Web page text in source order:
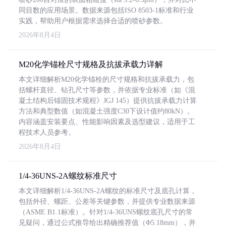
同目数的应用场景。数据来源包括ISO 8503-1标准和行业
实践，帮助用户根据需求选择合适的喷砂参数。
2026年8月4日
M20化学锚栓尺寸规格及抗拔承载力详解
本文详细解析M20化学锚栓的尺寸规格和抗拔承载力，包
括螺杆直径、钻孔尺寸等参数，并依据专业标准（如《混
凝土结构后锚固技术规程》JGJ 145）提供抗拔承载力计算
方法和典型数值（如混凝土强度C30下设计值约80kN）。
内容涵盖安装要点、性能影响因素及选型建议，适用于工
程技术人员参考。
2026年8月4日
1/4-36UNS-2A螺纹标准尺寸
本文详细解析1/4-36UNS-2A螺纹的标准尺寸及底孔计算，
包括外径、螺距、公差等关键参数，并提供专业数据来源
（ASME B1.1标准）。针对1/4-36UNS螺纹底孔尺寸的常
见疑问，通过公式推导给出精确推荐值（Φ5.18mm），并